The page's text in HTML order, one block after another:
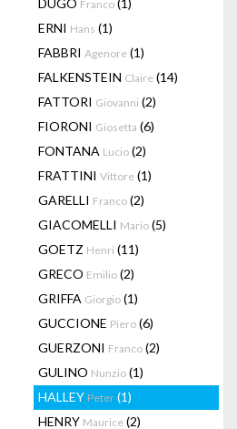
DUGO Franco (1)
ERNI Hans (1)
FABBRI Agenore (1)
FALKENSTEIN Claire (14)
FATTORI Giovanni (2)
FIORONI Giosetta (6)
FONTANA Lucio (2)
FRATTINI Vittore (1)
GARELLI Franco (2)
GIACOMELLI Mario (5)
GOETZ Henri (11)
GRECO Emilio (2)
GRIFFA Giorgio (1)
GUCCIONE Piero (6)
GUERZONI Franco (2)
GULINO Nunzio (1)
HALLEY Peter (1)
HENRY Maurice (2)